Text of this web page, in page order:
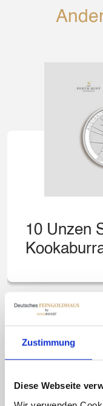
Zustimmung
Diese Webseite
10 Unzen